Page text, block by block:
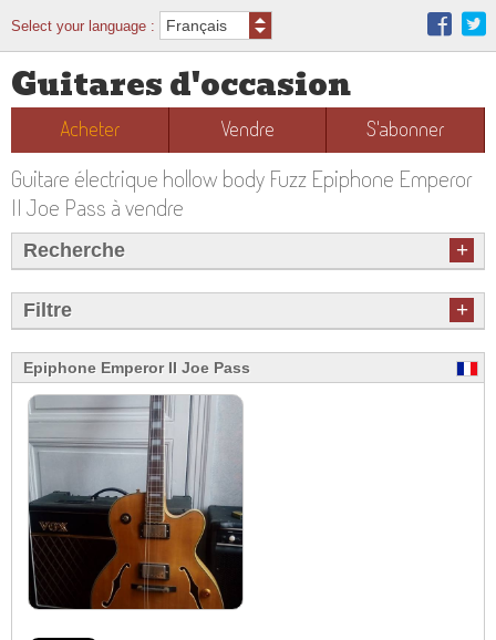
Select your language :
Guitares d'occasion
Acheter Vendre S'abonner
Guitare électrique hollow body Fuzz Epiphone Emperor
II Joe Pass à vendre
Recherche +
Filtre +
Epiphone Emperor II Joe Pass